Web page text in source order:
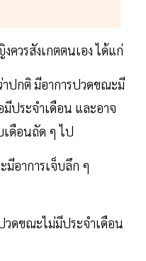
วรสังเกตตนเอง ได้แก่
ปกติ มีอาการปวดขณะมี
ประจำเดือน และอาจ
เดือนถัด ๆ ไป
อาการเจ็บลึก ๆ
วดขณะไม่มีประจำเดือน